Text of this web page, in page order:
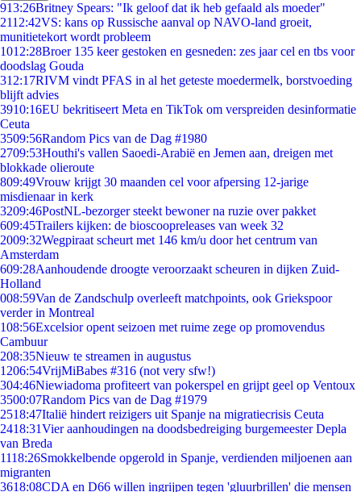
913:26Britney Spears: "Ik geloof dat ik heb gefaald als moeder"
2112:42VS: kans op Russische aanval op NAVO-land groeit,
munitietekort wordt probleem
1012:28Broer 135 keer gestoken en gesneden: zes jaar cel en tbs voor
doodslag Gouda
312:17RIVM vindt PFAS in al het geteste moedermelk, borstvoeding
blijft advies
3910:16EU bekritiseert Meta en TikTok om verspreiden desinformatie
Ceuta
3509:56Random Pics van de Dag #1980
2709:53Houthi's vallen Saoedi-Arabië en Jemen aan, dreigen met
blokkade olieroute
809:49Vrouw krijgt 30 maanden cel voor afpersing 12-jarige
misdienaar in kerk
3209:46PostNL-bezorger steekt bewoner na ruzie over pakket
609:45Trailers kijken: de bioscoopreleases van week 32
2009:32Wegpiraat scheurt met 146 km/u door het centrum van
Amsterdam
609:28Aanhoudende droogte veroorzaakt scheuren in dijken Zuid-
Holland
008:59Van de Zandschulp overleeft matchpoints, ook Griekspoor
verder in Montreal
108:56Excelsior opent seizoen met ruime zege op promovendus
Cambuur
208:35Nieuw te streamen in augustus
1206:54VrijMiBabes #316 (not very sfw!)
304:46Niewiadoma profiteert van pokerspel en grijpt geel op Ventoux
3500:07Random Pics van de Dag #1979
2518:47Italië hindert reizigers uit Spanje na migratiecrisis Ceuta
2418:31Vier aanhoudingen na doodsbedreiging burgemeester Depla
van Breda
1118:26Smokkelbende opgerold in Spanje, verdienden miljoenen aan
migranten
3618:08CDA en D66 willen ingrijpen tegen 'gluurbrillen' die mensen